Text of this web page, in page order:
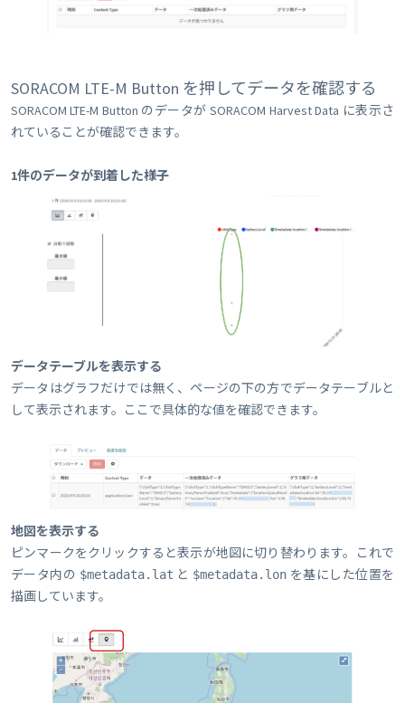
SORACOM LTE-M Button を押してデータを確認する
SORACOM LTE-M Button のデータが SORACOM Harvest Data に表示さ
れていることが確認できます。
1件のデータが到着した様子
データテーブルを表示する
データはグラフだけでは無く、ページの下の方でデータテーブルと
して表示されます。ここで具体的な値を確認できます。
地図を表示する
ピンマークをクリックすると表示が地図に切り替わります。これで
データ内の $metadata.lat と $metadata.lon を基にした位置を
描画しています。